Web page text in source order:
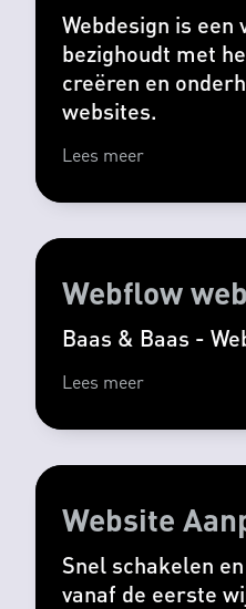
Webdesign is een
bezighoudt met
creëren en
websites.
Lees meer
Webflow
Baas & Baas -
Lees meer
Website
Snel schakelen
vanaf de eerste